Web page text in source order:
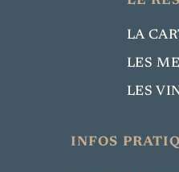
LA
LES
LES
INFOS